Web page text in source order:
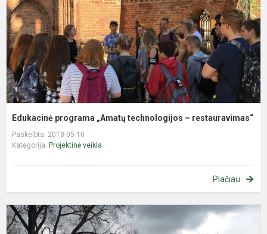
Edukacinė programa „Amatų technologijos – restauravimas“
Paskelbta: 2018-05-10
Kategorija: Projektinė veikla
Plačiau